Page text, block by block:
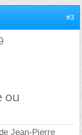
#3
ou
Jean-Pierre